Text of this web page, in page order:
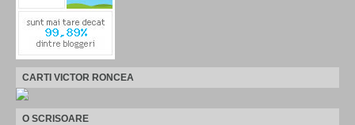
CARTI VICTOR RONCEA
O SCRISOARE